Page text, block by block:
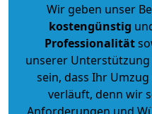
Wir geben unser
kostengünstig
Professionalität
unserer Unterstützung
sein, dass Ihr Umzug
verläuft, denn wir
Anforderungen und